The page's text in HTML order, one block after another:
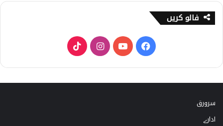
فالو کریں
F
a
c
Y
o
u
n
s
T
i
k
سرورق
ادارے